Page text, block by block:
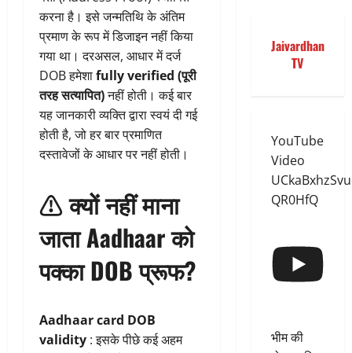
करना है। इसे जन्मतिथि के अंतिम
प्रमाण के रूप में डिजाइन नहीं किया
गया था। दरअसल, आधार में दर्ज
DOB हमेशाfully verified (पूरी
तरह सत्यापित)नहीं होती। कई बार
यह जानकारी व्यक्ति द्वारा स्वयं दी गई
होती है, जो हर बार प्रमाणित
दस्तावेजों के आधार पर नहीं होती।
⚠️ क्यों नहीं माना
जाता Aadhaar को
पक्का DOB प्रूफ?
Aadhaar card DOB
validity : इसके पीछे कई अहम
Jaivardhan
TV
YouTube
Video
QR0HfQ
भीम की